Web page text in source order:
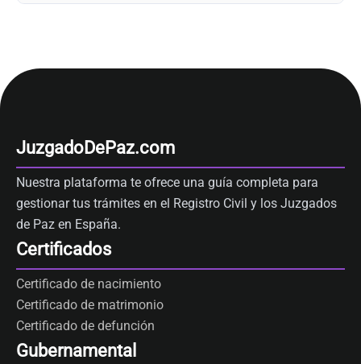
JuzgadoDePaz.com
Nuestra plataforma te ofrece una guía completa para
gestionar tus trámites en el Registro Civil y los Juzgados
de Paz en España.
Certificados
Certificado de nacimiento
Certificado de matrimonio
Certificado de defunción
Gubernamental